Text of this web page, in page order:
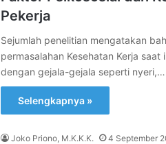
Pekerja
Sejumlah penelitian mengatakan
permasalahan Kesehatan Kerja
dengan gejala-gejala seperti nyeri,…
Selengkapnya »
Joko Priono, M.K.K.K. 4 September